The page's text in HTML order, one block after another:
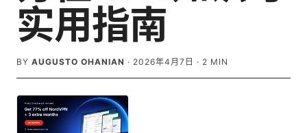
实用指南
BY AUGUSTO OHANIAN · 2026年4月7日 · 2 MIN